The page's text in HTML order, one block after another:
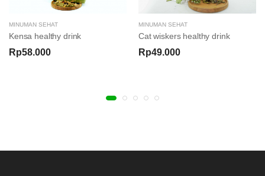
MINUMAN SEHAT
Kensa healthy drink
Rp58.000
MINUMAN SEHAT
Cat wiskers healthy drink
Rp49.000